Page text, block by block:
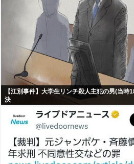
【江別事件】大学生リンチ殺人主犯の男(当時
決